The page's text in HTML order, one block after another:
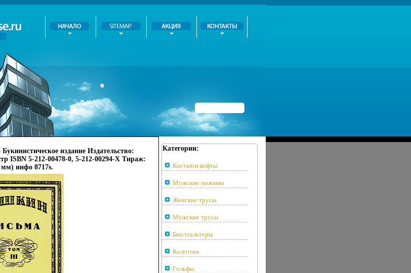
издание Издательство:
ISBN 5-212-00478-0, 5-212-00294-Х Тираж:
мм) инфо 8717s.
Категории:
Костьюм кофты
Мужские пижамы
Женские трусы
Мужские трусы
Бюстгальтеры
Колготки
Гольфы